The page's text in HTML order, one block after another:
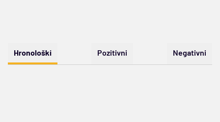
Hronološki Pozitivni Negativni